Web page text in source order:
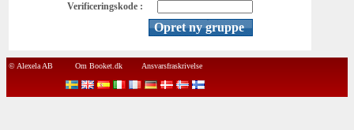
Verificeringskode :
© Alexela AB Om Booket.dk Ansvarsfraskrivelse